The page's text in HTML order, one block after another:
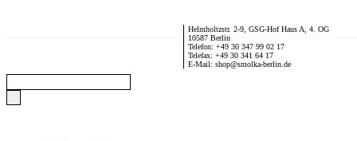
Helmholtzstr. 2-9, GSG-Hof Haus A, 4. OG
10587 Berlin
Telefon: +49 30 347 99 02 17
Telefax: +49 30 341 64 17
E-Mail: shop@smolka-berlin.de